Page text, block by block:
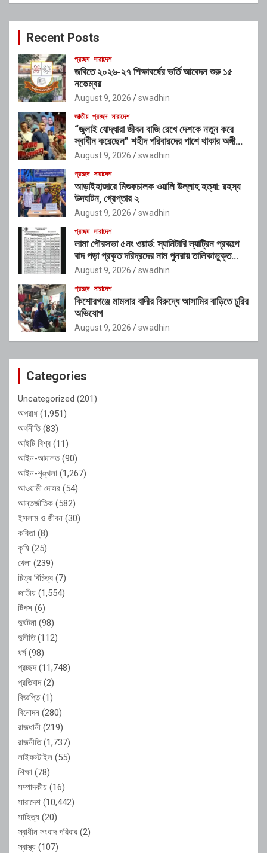
c
Recent Posts
প্রচ্ছদ সারাদেশ
জবিতে ২০২৬-২৭ শিক্ষাবর্ষের ভর্তি আবেদন শুরু ১৫
নভেম্বর
August 9, 2026 swadhin
জাতীয় প্রচ্ছদ সারাদেশ
“জুলাই যোদ্ধারা জীবন বাজি রেখে দেশকে নতুন করে
স্বাধীন করেছেন” শহীদ পরিবারদের পাশে থাকার অঙ্গীকার
গণপূর্তমন্ত্রীর
August 9, 2026 swadhin
প্রচ্ছদ সারাদেশ
আড়াইহাজারে মিশুকচালক ওয়ালি উল্লাহ হত্যা: রহস্য
উদঘাটন, গ্রেপ্তার ২
August 9, 2026 swadhin
প্রচ্ছদ সারাদেশ
লামা পৌরসভা ৫নং ওয়ার্ড: স্যানিটারি ল্যাট্রিন প্রকল্পে
বাদ পড়া প্রকৃত দরিদ্রদের নাম পুনরায় তালিকাভুক্ত
করার আহ্বান
August 9, 2026 swadhin
প্রচ্ছদ সারাদেশ
কিশোরগঞ্জে মামলার বাদীর বিরুদ্ধে আসামির বাড়িতে চুরির
অভিযোগ
August 9, 2026 swadhin
Categories
Uncategorized (201)
অপরাধ (1,951)
অর্থনীতি(83)
আইটি বিশ্ব (11)
আইন-আদালত(90)
আইন-শৃঙ্খলা (1,267)
আওয়ামী দোসর (54)
আন্তর্জাতিক (582)
ইসলাম ও জীবন (30)
কবিতা (8)
কৃষি (25)
খেলা (239)
চিত্র বিচিত্র (7)
জাতীয় (1,554)
টিপস (6)
দুর্ঘটনা (98)
দুর্নীতি(112)
ধর্ম(98)
প্রচ্ছদ(11,748)
প্রতিবাদ(2)
বিজ্ঞপ্তি(1)
বিনোদন (280)
রাজধানী (219)
রাজনীতি(1,737)
লাইফস্টাইল (55)
শিক্ষা (78)
সম্পাদকীয় (16)
সারাদেশ (10,442)
সাহিত্য (20)
স্বাধীন সংবাদ পরিবার (2)
স্বাস্থ্য (107)